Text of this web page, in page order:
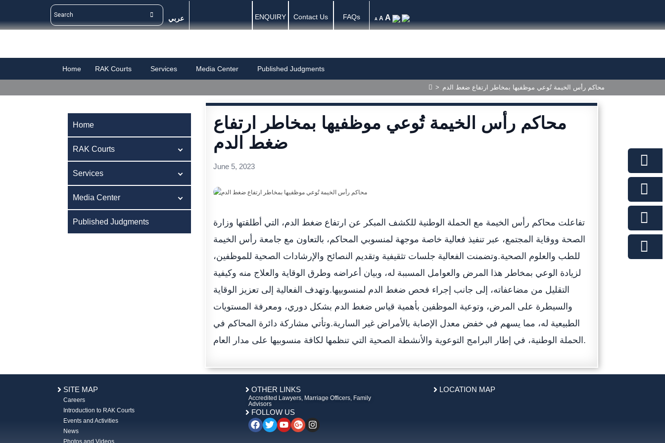
عربي ENQUIRY Contact Us FAQs A A A
Home RAK Courts Services Media Center Published Judgments
> محاكم رأس الخيمة تُوعي موظفيها بمخاطر ارتفاع ضغط الدم
Home
RAK Courts
Services
Media Center
Published Judgments
محاكم رأس الخيمة تُوعي موظفيها بمخاطر ارتفاع
ضغط الدم
June 5, 2023
تفاعلت محاكم رأس الخيمة مع الحملة الوطنية للكشف المبكر عن ارتفاع ضغط الدم، التي أطلقتها وزارة
الصحة ووقاية المجتمع، عبر تنفيذ فعالية خاصة موجهة لمنسوبي المحاكم، بالتعاون مع جامعة رأس الخيمة
للطب والعلوم الصحية.وتضمنت الفعالية جلسات تثقيفية وتقديم النصائح والإرشادات الصحية للموظفين،
لزيادة الوعي بمخاطر هذا المرض والعوامل المسببة له، وبيان أعراضه وطرق الوقاية والعلاج منه وكيفية
التقليل من مضاعفاته، إلى جانب إجراء فحص ضغط الدم لمنسوبيها.وتهدف الفعالية إلى تعزيز الوقاية
والسيطرة على المرض، وتوعية الموظفين بأهمية قياس ضغط الدم بشكل دوري، ومعرفة المستويات
الطبيعية له، مما يسهم في خفض معدل الإصابة بالأمراض غير السارية.وتأتي مشاركة دائرة المحاكم في
الحملة الوطنية، في إطار البرامج التوعوية والأنشطة الصحية التي تنظمها لكافة منسوبيها على مدار العام.
SITE MAP
Careers
Introduction to RAK Courts
Events and Activities
News
Photos and Videos
OTHER LINKS
Accredited Lawyers, Marriage Officers, Family
Advisors
FOLLOW US
LOCATION MAP